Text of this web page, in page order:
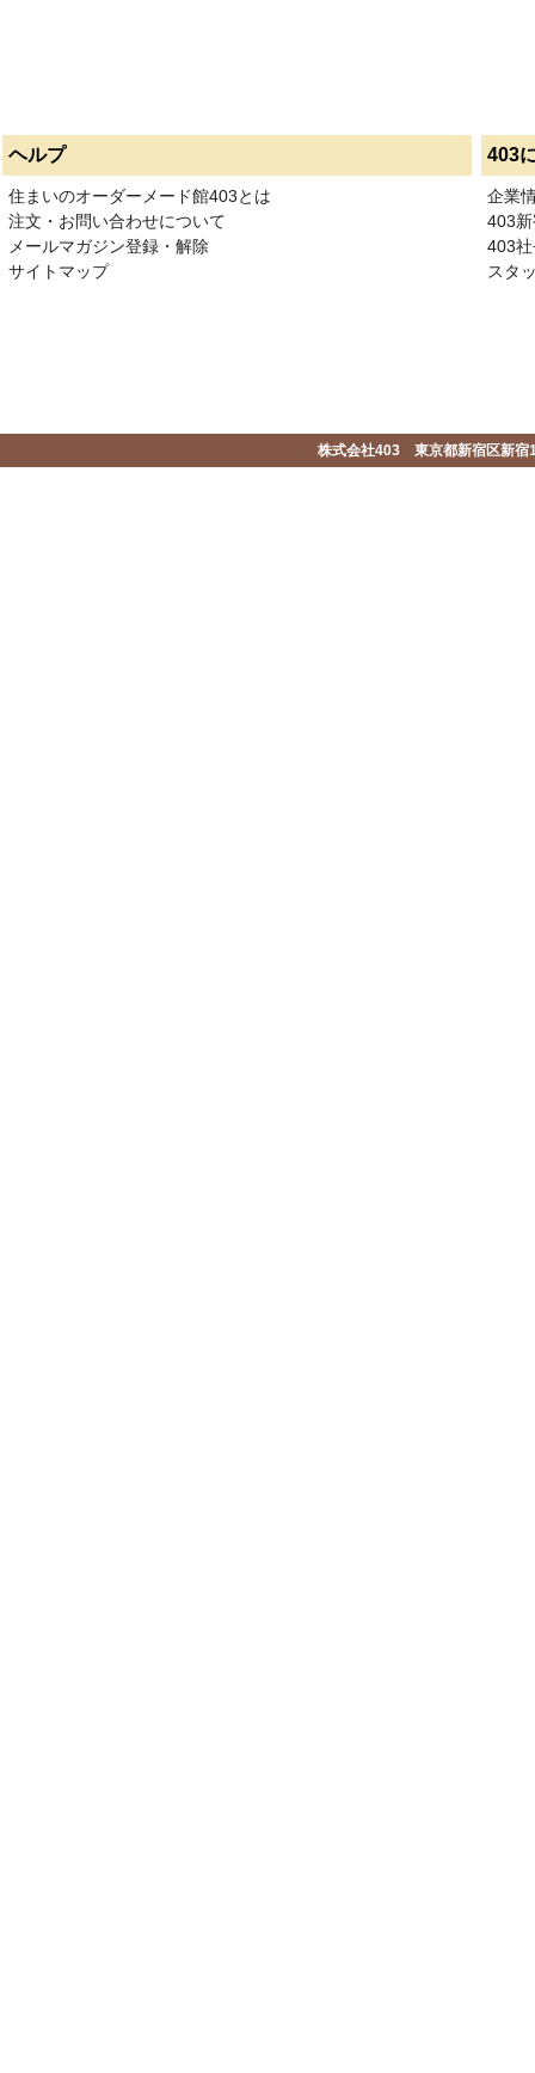
ヘルプ 403
住まいのオーダーメード館403とは
注文・お問い合わせについて
メールマガジン登録・解除
サイトマップ
企業
403
403
スタ
株式会社403 東京都新宿区新